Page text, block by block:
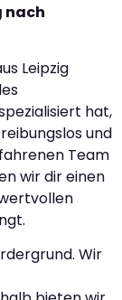
nach
Leipzig
hat,
und
Team
wir dir einen
Wir